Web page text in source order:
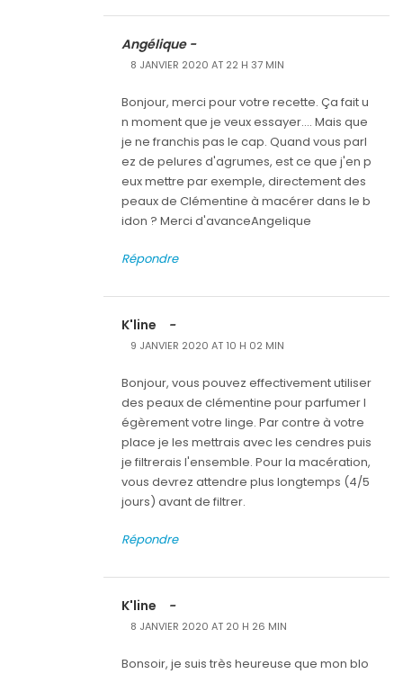
Angélique -
8 JANVIER 2020 AT 22 H 37 MIN
Bonjour, merci pour votre recette. Ça fait u
n moment que je veux essayer.... Mais que
je ne franchis pas le cap. Quand vous parl
ez de pelures d'agrumes, est ce que j'en p
eux mettre par exemple, directement des
peaux de Clémentine à macérer dans le b
idon ? Merci d'avanceAngelique
Répondre
K'line -
9 JANVIER 2020 AT 10 H 02 MIN
Bonjour, vous pouvez effectivement utiliser
des peaux de clémentine pour parfumer l
égèrement votre linge. Par contre à votre
place je les mettrais avec les cendres puis
je filtrerais l'ensemble. Pour la macération,
vous devrez attendre plus longtemps (4/5
jours) avant de filtrer.
Répondre
K'line -
8 JANVIER 2020 AT 20 H 26 MIN
Bonsoir, je suis très heureuse que mon blo